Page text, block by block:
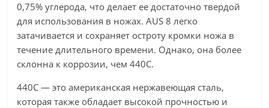
0,75% углерода, что делает ее достаточно твердой
для использования в ножах. AUS 8 легко
затачивается и сохраняет остроту кромки ножа в
течение длительного времени. Однако, она более
склонна к коррозии, чем 440C.
440C — это американская нержавеющая сталь,
которая также обладает высокой прочностью и